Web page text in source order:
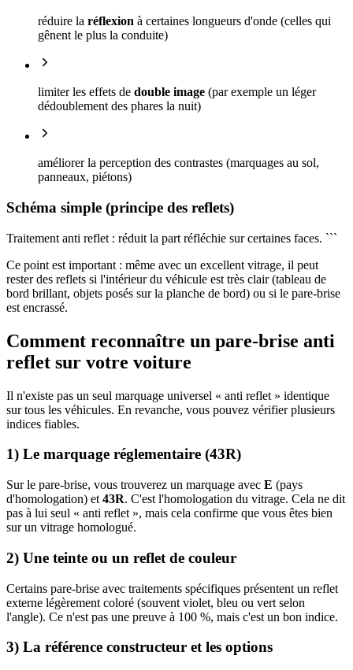
réduire la réflexion à certaines longueurs d'onde (celles qui
gênent le plus la conduite)
limiter les effets de double image (par exemple un léger
dédoublement des phares la nuit)
améliorer la perception des contrastes (marquages au sol,
panneaux, piétons)
Schéma simple (principe des reflets)
Traitement anti reflet : réduit la part réfléchie sur certaines faces. ```
Ce point est important : même avec un excellent vitrage, il peut
rester des reflets si l'intérieur du véhicule est très clair (tableau de
bord brillant, objets posés sur la planche de bord) ou si le pare-brise
est encrassé.
Comment reconnaître un pare-brise anti
reflet sur votre voiture
Il n'existe pas un seul marquage universel « anti reflet » identique
sur tous les véhicules. En revanche, vous pouvez vérifier plusieurs
indices fiables.
1) Le marquage réglementaire (43R)
Sur le pare-brise, vous trouverez un marquage avec E (pays
d'homologation) et 43R. C'est l'homologation du vitrage. Cela ne dit
pas à lui seul « anti reflet », mais cela confirme que vous êtes bien
sur un vitrage homologué.
2) Une teinte ou un reflet de couleur
Certains pare-brise avec traitements spécifiques présentent un reflet
externe légèrement coloré (souvent violet, bleu ou vert selon
l'angle). Ce n'est pas une preuve à 100 %, mais c'est un bon indice.
3) La référence constructeur et les options